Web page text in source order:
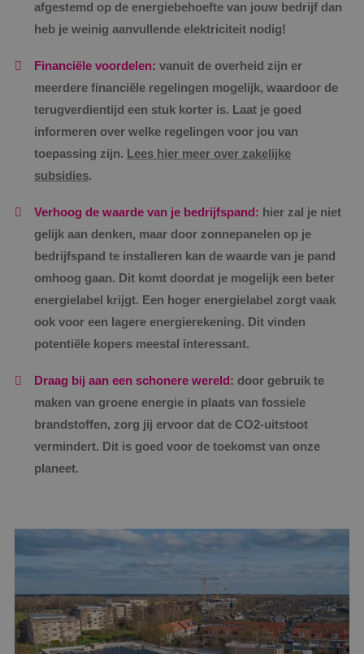
afgestemd op de energiebehoefte van jouw bedrijf dan
heb je weinig aanvullende elektriciteit nodig!
Financiële voordelen: vanuit de overheid zijn er
meerdere financiële regelingen mogelijk, waardoor de
terugverdientijd een stuk korter is. Laat je goed
informeren over welke regelingen voor jou van
toepassing zijn. Lees hier meer over zakelijke
subsidies.
Verhoog de waarde van je bedrijfspand: hier zal je niet
gelijk aan denken, maar door zonnepanelen op je
bedrijfspand te installeren kan de waarde van je pand
omhoog gaan. Dit komt doordat je mogelijk een beter
energielabel krijgt. Een hoger energielabel zorgt vaak
ook voor een lagere energierekening. Dit vinden
potentiële kopers meestal interessant.
Draag bij aan een schonere wereld : door gebruik te
maken van groene energie in plaats van fossiele
brandstoffen, zorg jij ervoor dat de CO2-uitstoot
vermindert. Dit is goed voor de toekomst van onze
planeet.